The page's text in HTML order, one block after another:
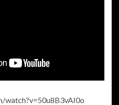
watch?v=50u8B3vAI0o